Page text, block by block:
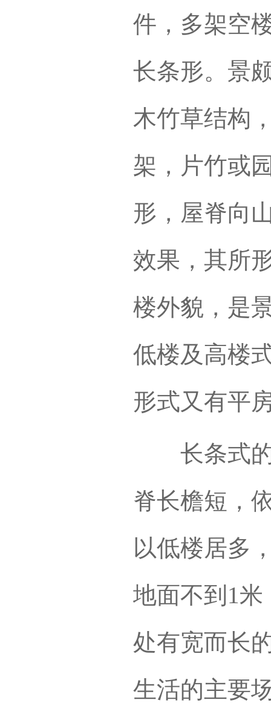
件，多架空
长条形。景
木竹草结构
架，片竹或
形，屋脊向
效果，其所
楼外貌，是
低楼及高楼
形式又有平
长条式的
脊长檐短，
以低楼居多
地面不到1
处有宽而长
生活的主要